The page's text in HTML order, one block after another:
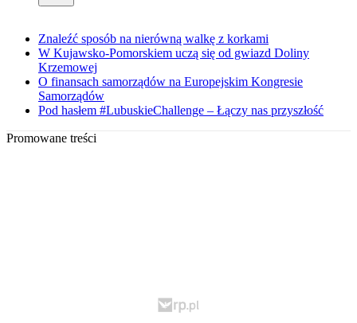
Znaleźć sposób na nierówną walkę z korkami
W Kujawsko-Pomorskiem uczą się od gwiazd Doliny
Krzemowej
O finansach samorządów na Europejskim Kongresie
Samorządów
Pod hasłem #LubuskieChallenge – Łączy nas przyszłość
Promowane treści